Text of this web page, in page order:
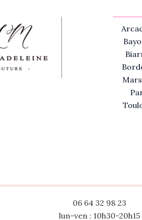
06 64 32 98 23
lun-ven : 10h30-20h15